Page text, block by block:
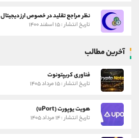
نظر مراجع تقلید در خصوص ارز دیجیتال
تاریخ انتشار : ۱۵ اسفند ۱۴۰۰
آخرین مطالب
فناوری کریپتونوت
تاریخ انتشار : ۱۵ مرداد ۱۴۰۵
هویت یوپورت (uPort)
تاریخ انتشار : ۱۴ مرداد ۱۴۰۵